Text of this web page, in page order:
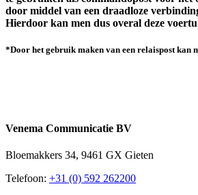
door middel van een draadloze
Hierdoor kan men dus overal deze
*Door het gebruik maken van een relaispost kan
Venema Communicatie BV
Bloemakkers 34, 9461 GX Gieten
Telefoon: +31 (0) 592 262200